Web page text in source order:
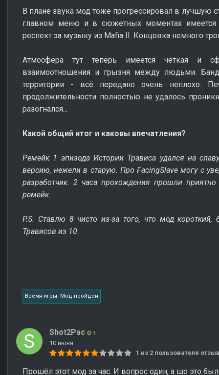
В плане звука мод тоже прогрессировал в лучшую
главном меню и в сюжетных моментах имеется
респект за музыку из Mafia II. Концовка немного
Атмосфера тут теперь имеется чёткая и
взаимоотношения и грызня между людьми.
территории - всё передано очень неплохо.
продолжительности полностью не удалось
разогнался...
Какой общий итог и каковы впечатления?
Ремейк 1 эпизода Истории Трависа удался на
версию, нежели в старую. Про FacingSlave могу с
разработчик. 2 часа прохождения прошли
ремейк.
P.S. Ставлю 8 чисто из-за того, что мод
Трависов из 10.
Время игры: Мод пройден
Shot2Pac 1
10 июня
1 из 2 пользователя
Прошёл этот мод за час. И вопрос один, а шо это